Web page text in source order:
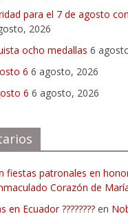
para el 7 de agosto
2026
ocho medallas 6
6 6 agosto, 2026
6 6 agosto, 2026
fiestas patronales en
Corazón de
Ecuador ???????? en